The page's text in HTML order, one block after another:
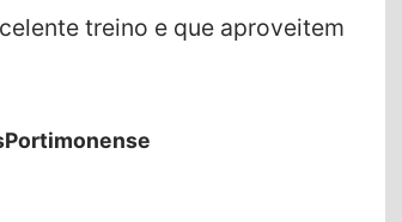
treino e que aproveitem